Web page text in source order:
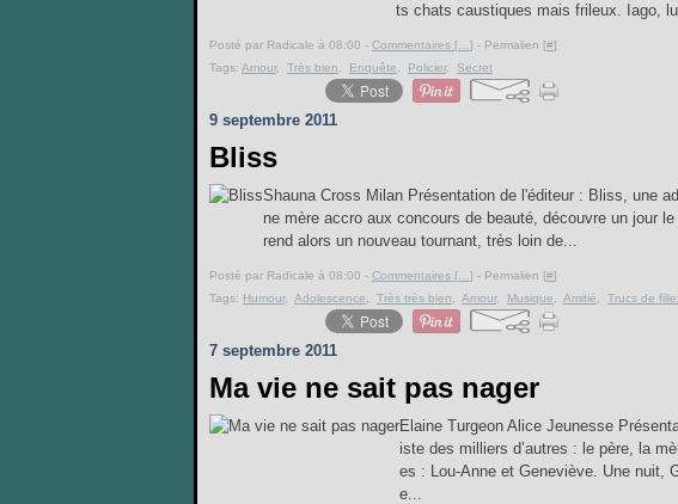
ts chats caustiques mais frileux. Iago,
Posté par Radicale à 08:00 - Commentaires [ ] - Permalien [#]
Tags: Amour, Très bien Enquête Policier, Secret
9 septembre 2011
Bliss
Shauna Cross Milan Présentation de l'éditeur : Bliss, une
ne mère accro aux concours de beauté, découvre un jour
rend alors un nouveau tournant, très loin de...
Posté par Radicale à 08:00 - Commentaires [ ] - Permalien [#]
Tags: Humour, Adolescence Très très bien Amour, Musique Amitié Trucs de
7 septembre 2011
Ma vie ne sait pas nager
Elaine Turgeon Alice Jeunesse
iste des milliers d’autres : le père, la
es : Lou-Anne et Geneviève. Une nuit,
e...